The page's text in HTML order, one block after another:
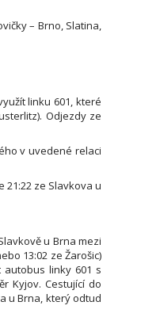
– Brno, Slatina,
linku 601, které
Odjezdy ze
v uvedené relaci
ze Slavkova u
u Brna mezi
13:02 ze Žarošic)
linky 601 s
Kyjov. Cestující do
u Brna, který odtud